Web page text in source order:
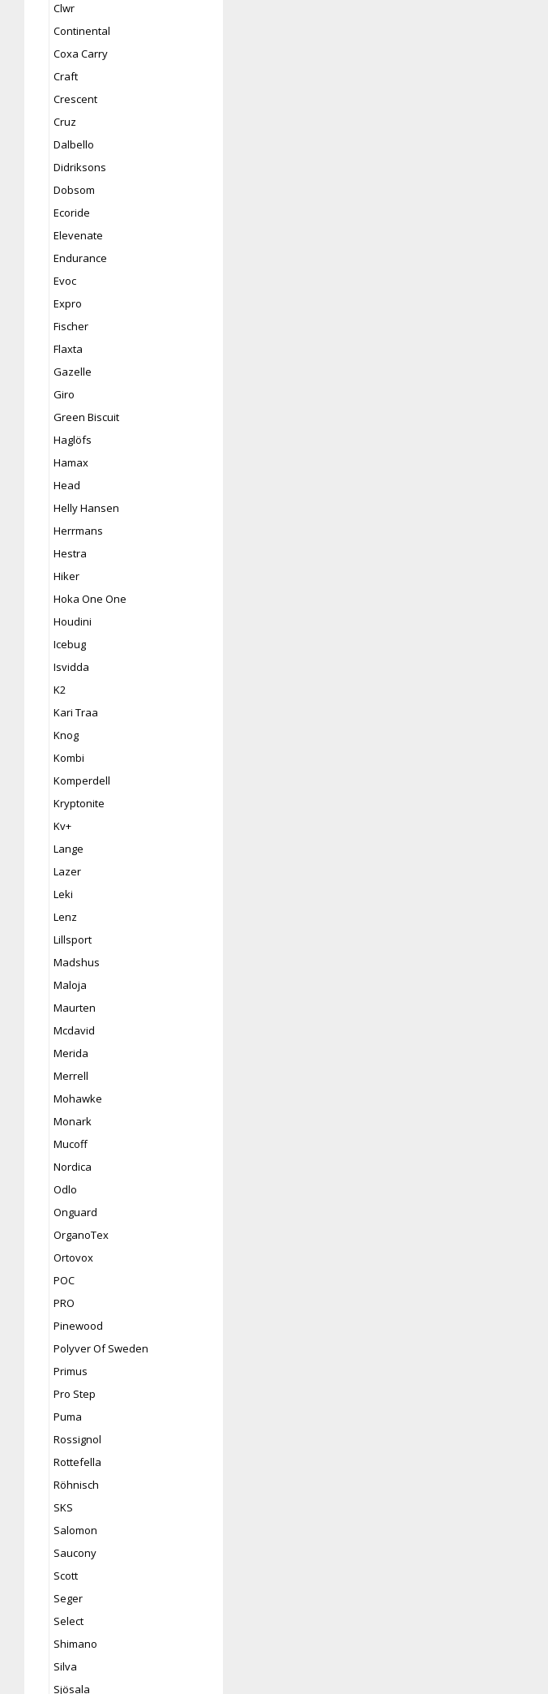
Clwr
Continental
Coxa Carry
Craft
Crescent
Cruz
Dalbello
Didriksons
Dobsom
Ecoride
Elevenate
Endurance
Evoc
Expro
Fischer
Flaxta
Gazelle
Giro
Green Biscuit
Haglöfs
Hamax
Head
Helly Hansen
Herrmans
Hestra
Hiker
Hoka One One
Houdini
Icebug
Isvidda
K2
Kari Traa
Knog
Kombi
Komperdell
Kryptonite
Kv+
Lange
Lazer
Leki
Lenz
Lillsport
Madshus
Maloja
Maurten
Mcdavid
Merida
Merrell
Mohawke
Monark
Mucoff
Nordica
Odlo
Onguard
OrganoTex
Ortovox
POC
PRO
Pinewood
Polyver Of Sweden
Primus
Pro Step
Puma
Rossignol
Rottefella
Röhnisch
SKS
Salomon
Saucony
Scott
Seger
Select
Shimano
Silva
Sjösala